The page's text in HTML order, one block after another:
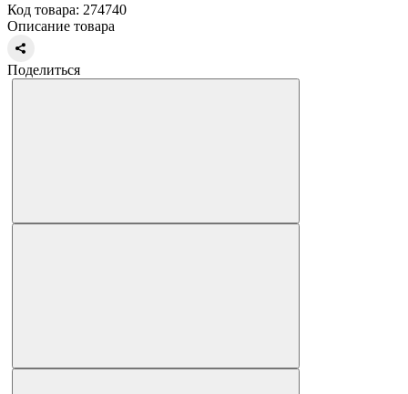
Код товара: 274740
Описание товара
Поделиться